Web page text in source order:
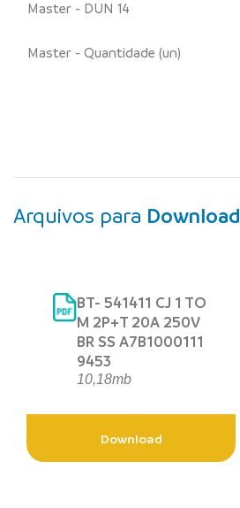
Master - DUN 14
Master - Quantidade (un)
Arquivos para Download
BT- 541411 CJ 1 TO
M 2P+T 20A 250V
BR SS A7B1000111
9453
10,18mb
Download